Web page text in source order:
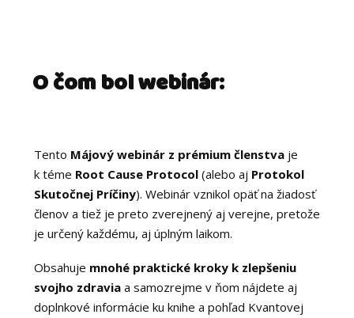
O čom bol webinár:
Tento Májový webinár z prémium členstvaje
k téme Root Cause Protocol(alebo aj Protokol
Skutočnej Príčiny). Webinár vznikol opäť na žiadosť
členov a tiež je preto zverejnený aj verejne, pretože
je určený každému, aj úplným laikom.
Obsahuje mnohé praktické kroky k zlepšeniu
svojho zdraviaa samozrejme v ňom nájdete aj
doplnkové informácie ku knihe a pohľad Kvantovej